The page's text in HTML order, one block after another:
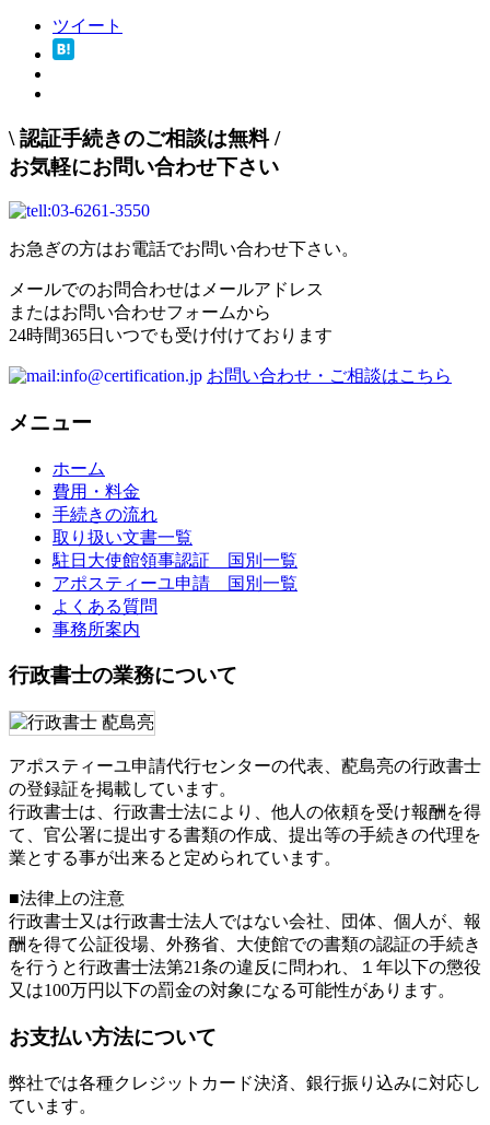
ツイート
\ 認証手続きのご相談は無料/
お気軽にお問い合わせ下さい
お急ぎの方はお電話でお問い合わせ下さい。
メールでのお問合わせはメールアドレス
またはお問い合わせフォームから
24時間365日いつでも受け付けております
お問い合わせ・ご相談はこちら
メニュー
ホーム
費用・料金
手続きの流れ
取り扱い文書一覧
駐日大使館領事認証 国別一覧
アポスティーユ申請 国別一覧
よくある質問
事務所案内
行政書士の業務について
アポスティーユ申請代行センターの代表、蓜島亮の行政書士
の登録証を掲載しています。
行政書士は、行政書士法により、他人の依頼を受け報酬を得
て、官公署に提出する書類の作成、提出等の手続きの代理を
業とする事が出来ると定められています。
■法律上の注意
行政書士又は行政書士法人ではない会社、団体、個人が、報
酬を得て公証役場、外務省、大使館での書類の認証の手続き
を行うと行政書士法第21条の違反に問われ、
１年以下の懲役
又は100万円以下の罰金の対象になる可能性があります。
お支払い方法について
弊社では各種クレジットカード決済、銀行振り込みに対応し
ています。